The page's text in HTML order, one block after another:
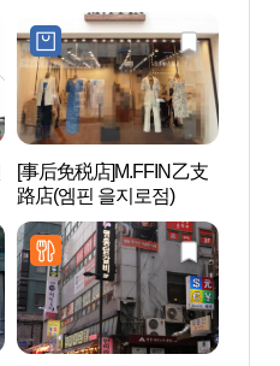
[事后免税店]M.FFIN乙支
路店(엠핀 을지로점)